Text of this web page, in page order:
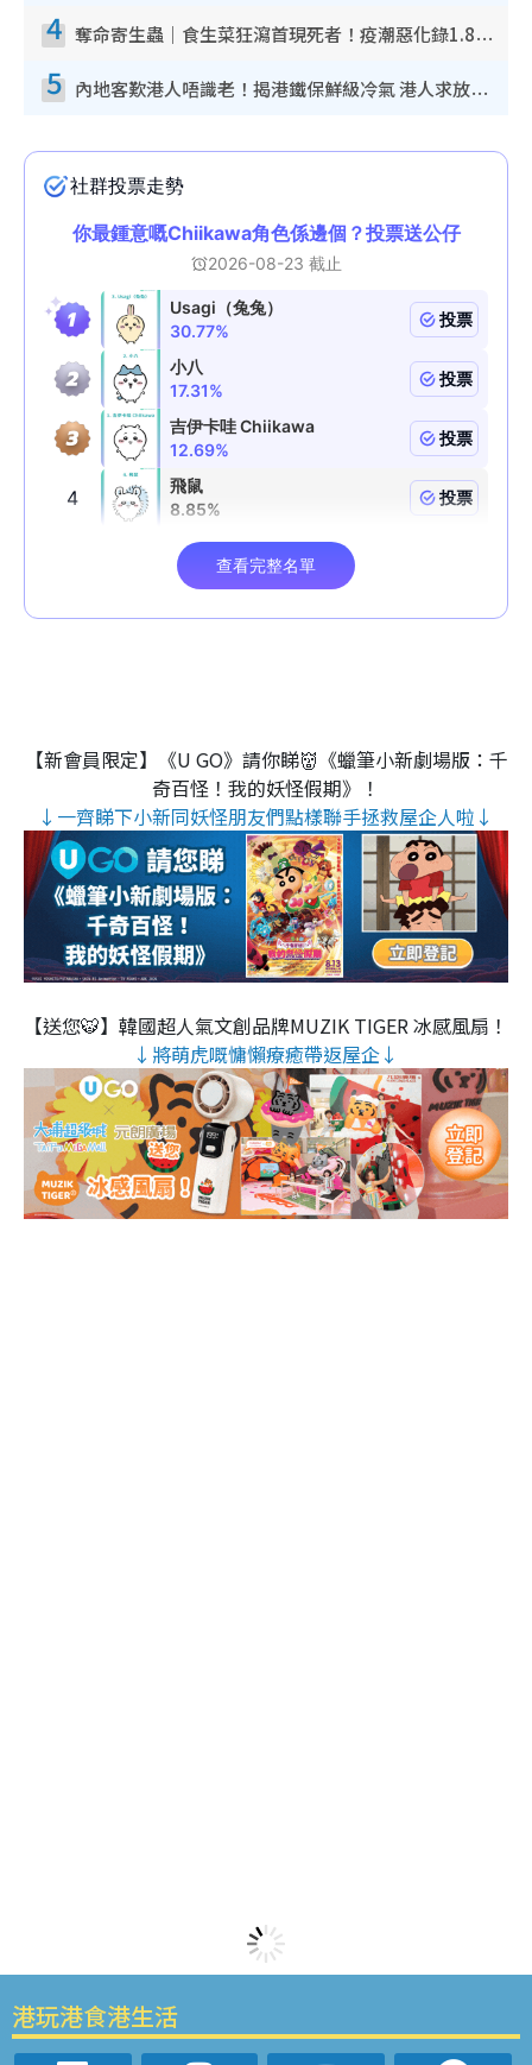
4 奪命寄生蟲｜食生菜狂瀉首現死者！疫潮惡化錄1.8萬宗病例 揭洗菜3大謬誤
5 內地客歎港人唔識老！揭港鐵保鮮級冷氣 港人求放過：咪投訴
【新會員限定】《U GO》請你睇👹《蠟筆小新劇場版：千
奇百怪！我的妖怪假期》！
↓一齊睇下小新同妖怪朋友們點樣聯手拯救屋企人啦↓
【送您🐯】韓國超人氣文創品牌MUZIK TIGER 冰感風扇！
↓將萌虎嘅慵懶療癒帶返屋企↓
港玩港食港生活